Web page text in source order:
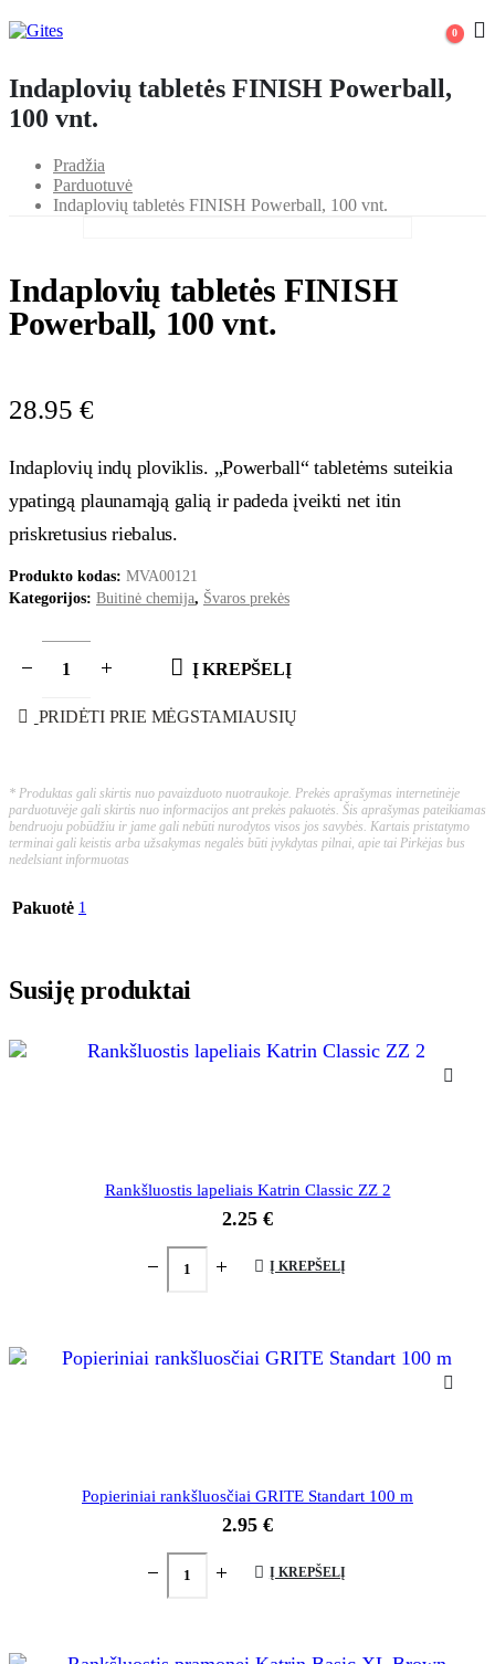
0
Indaplovių tabletės FINISH Powerball,
100 vnt.
Pradžia
Parduotuvė
Indaplovių tabletės FINISH Powerball, 100 vnt.
Indaplovių tabletės FINISH
Powerball, 100 vnt.
28.95 €
Indaplovių indų ploviklis. „Powerball“ tabletėms suteikia
ypatingą plaunamąją galią ir padeda įveikti net itin
priskretusius riebalus.
Produkto kodas: MVA00121
Kategorijos: Buitinė chemija, Švaros prekės
Į KREPŠELĮ
PRIDĖTI PRIE MĖGSTAMIAUSIŲ
* Produktas gali skirtis nuo pavaizduoto nuotraukoje. Prekės aprašymas internetinėje
parduotuvėje gali skirtis nuo informacijos ant prekės pakuotės. Šis aprašymas pateikiamas
bendruoju pobūdžiu ir jame gali nebūti nurodytos visos jos savybės. Kartais pristatymo
terminai gali keistis arba užsakymas negalės būti įvykdytas pilnai, apie tai Pirkėjas bus
nedelsiant informuotas
Pakuotė 1
Susiję produktai
Rankšluostis lapeliais Katrin Classic ZZ 2
2.25 €
Į KREPŠELĮ
Popieriniai rankšluosčiai GRITE Standart 100 m
2.95 €
Į KREPŠELĮ